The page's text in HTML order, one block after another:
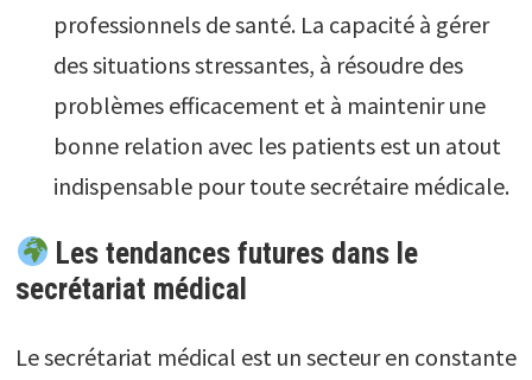
professionnels de santé. La capacité à gérer
des situations stressantes, à résoudre des
problèmes efficacement et à maintenir une
bonne relation avec les patients est un atout
indispensable pour toute secrétaire médicale.
Les tendances futures dans le
secrétariat médical
Le secrétariat médical est un secteur en constante